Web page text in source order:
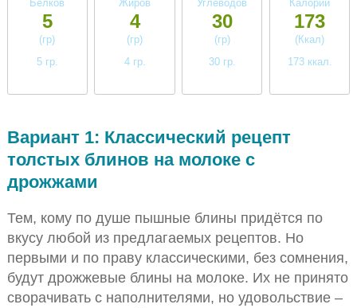
Белков
5
(гр)
5 гр.
Жиров
4
(гр)
4 гр.
Углеводов
30
(гр)
30 гр.
Калорий
173
(Ккал)
173 ккал.
Вариант 1: Классический рецепт
толстых блинов на молоке с
дрожжами
Тем, кому по душе пышные блины придётся по
вкусу любой из предлагаемых рецептов. Но
первыми и по праву классическими, без сомнения,
будут дрожжевые блины на молоке. Их не принято
сворачивать с наполнителями, но удовольствие –